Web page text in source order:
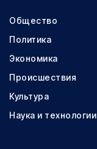
Общество
Политика
Экономика
Происшествия
Культура
Наука и технологии